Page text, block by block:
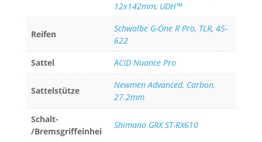
12x142mm, UDH™
Reifen
Schwalbe G-One R Pro, TLR, 45-
622
Sattel
ACID Nuance Pro
Sattelstütze
Newmen Advanced, Carbon,
27.2mm
Schalt-
/Bremsgriffeinhei
Shimano GRX ST-RX610